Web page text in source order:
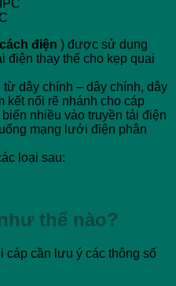
điện ) được sử dụng
điện thay thế cho kẹp quai
từ dây chính – dây chính, dây
kết nối rẽ nhánh cho cáp
nhiều vào truyền tải điện
mạng lưới điện phân
loại sau:
thế nào?
cáp cần lưu ý các thông số